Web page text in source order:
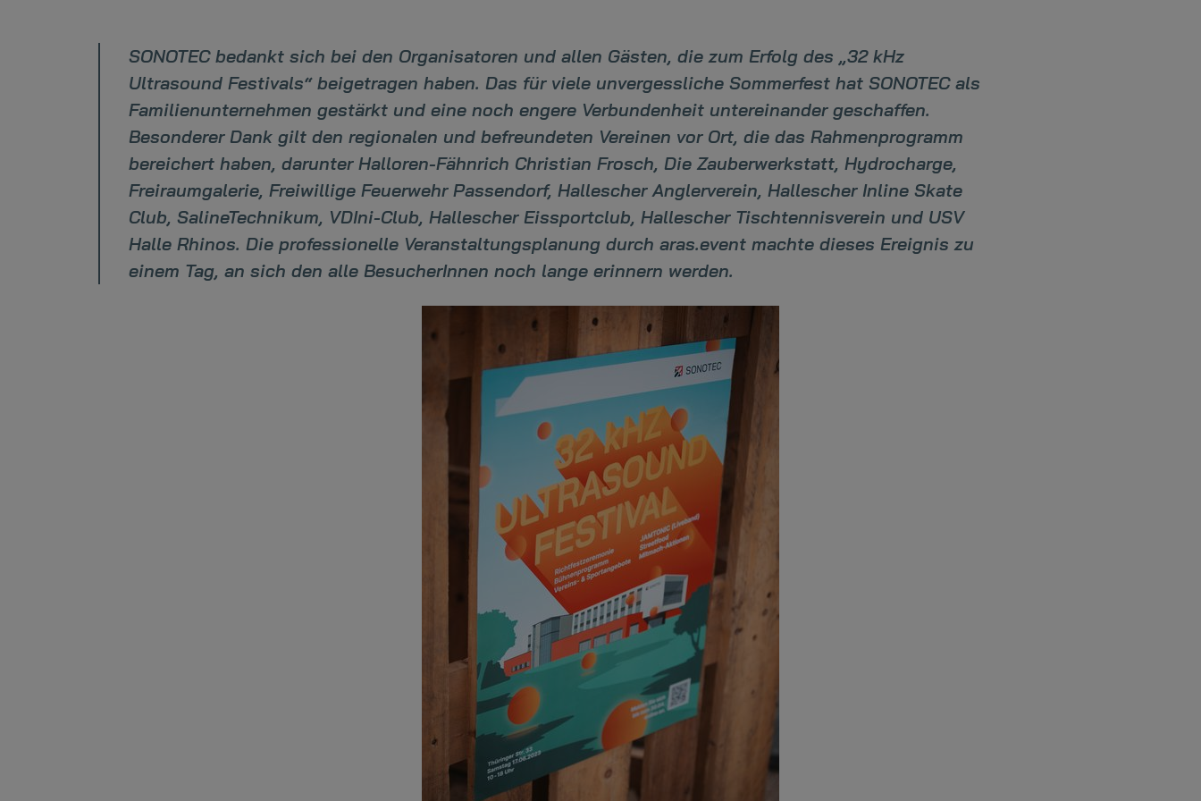
SONOTEC bedankt sich bei den Organisatoren und allen Gästen, die zum Erfolg des „32 kHz
Ultrasound Festivals“ beigetragen haben. Das für viele unvergessliche Sommerfest hat SONOTEC als
Familienunternehmen gestärkt und eine noch engere Verbundenheit untereinander geschaffen.
Besonderer Dank gilt den regionalen und befreundeten Vereinen vor Ort, die das Rahmenprogramm
bereichert haben, darunter Halloren-Fähnrich Christian Frosch, Die Zauberwerkstatt, Hydrocharge,
Freiraumgalerie, Freiwillige Feuerwehr Passendorf, Hallescher Anglerverein, Hallescher Inline Skate
Club, SalineTechnikum, VDIni-Club, Hallescher Eissportclub, Hallescher Tischtennisverein und USV
Halle Rhinos. Die professionelle Veranstaltungsplanung durch aras.event machte dieses Ereignis zu
einem Tag, an sich den alle BesucherInnen noch lange erinnern werden.